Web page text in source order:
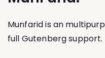
Munfarid is an
full Gutenberg support.